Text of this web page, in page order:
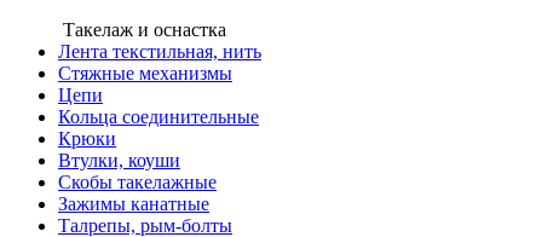
Такелаж и оснастка
Лента текстильная, нить
Стяжные механизмы
Цепи
Кольца соединительные
Крюки
Втулки, коуши
Скобы такелажные
Зажимы канатные
Талрепы, рым-болты